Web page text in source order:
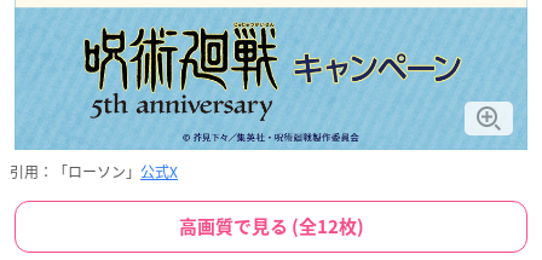
引用：「ローソン」 公式X
高画質で見る (全12枚)